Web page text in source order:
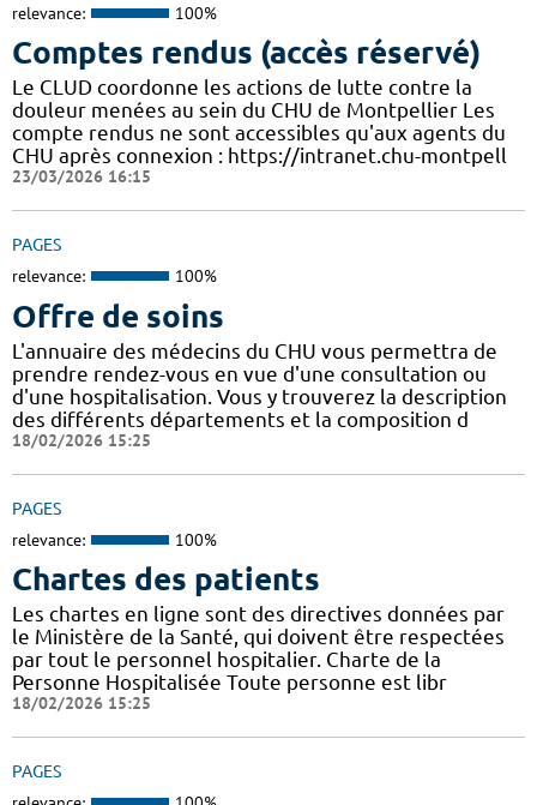
relevance: 100%
Comptes rendus (accès réservé)
Le CLUD coordonne les actions de lutte contre la
douleur menées au sein du CHU de Montpellier Les
compte rendus ne sont accessibles qu'aux agents du
CHU après connexion : https://intranet.chu-montpell
23/03/2026 16:15
PAGES
relevance: 100%
Offre de soins
L'annuaire des médecins du CHU vous permettra de
prendre rendez-vous en vue d'une consultation ou
d'une hospitalisation. Vous y trouverez la description
des différents départements et la composition d
18/02/2026 15:25
PAGES
relevance: 100%
Chartes des patients
Les chartes en ligne sont des directives données par
le Ministère de la Santé, qui doivent être respectées
par tout le personnel hospitalier. Charte de la
Personne Hospitalisée Toute personne est libr
18/02/2026 15:25
PAGES